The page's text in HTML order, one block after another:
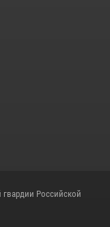
Российской